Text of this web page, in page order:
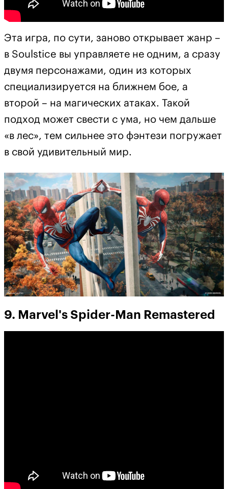
Эта игра, по сути, заново открывает жанр –
в Soulstice вы управляете не одним, а сразу
двумя персонажами, один из которых
специализируется на ближнем бое, а
второй – на магических атаках. Такой
подход может свести с ума, но чем дальше
«в лес», тем сильнее это фэнтези погружает
в свой удивительный мир.
9. Marvel's Spider-Man Remastered